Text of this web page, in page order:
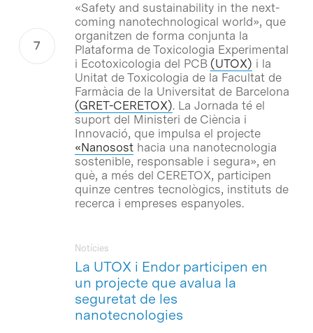
«Safety and sustainability in the next-
coming nanotechnological world», que
organitzen de forma conjunta la
Plataforma de Toxicologia Experimental
i Ecotoxicologia del PCB (UTOX) i la
Unitat de Toxicologia de la Facultat de
Farmàcia de la Universitat de Barcelona
(GRET-CERETOX). La Jornada té el
suport del Ministeri de Ciència i
Innovació, que impulsa el projecte
«Nanososthacia una nanotecnologia
sostenible, responsable i segura», en
què, a més del CERETOX, participen
quinze centres tecnològics, instituts de
recerca i empreses espanyoles.
La UTOX i Endor participen en
un projecte que avalua la
seguretat de les
nanotecnologies
Notícies